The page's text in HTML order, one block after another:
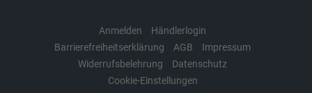
Anmelden
Händlerlogin
Barrierefreiheitserklärung
AGB
Impressum
Widerrufsbelehrung
Datenschutz
Cookie-Einstellungen